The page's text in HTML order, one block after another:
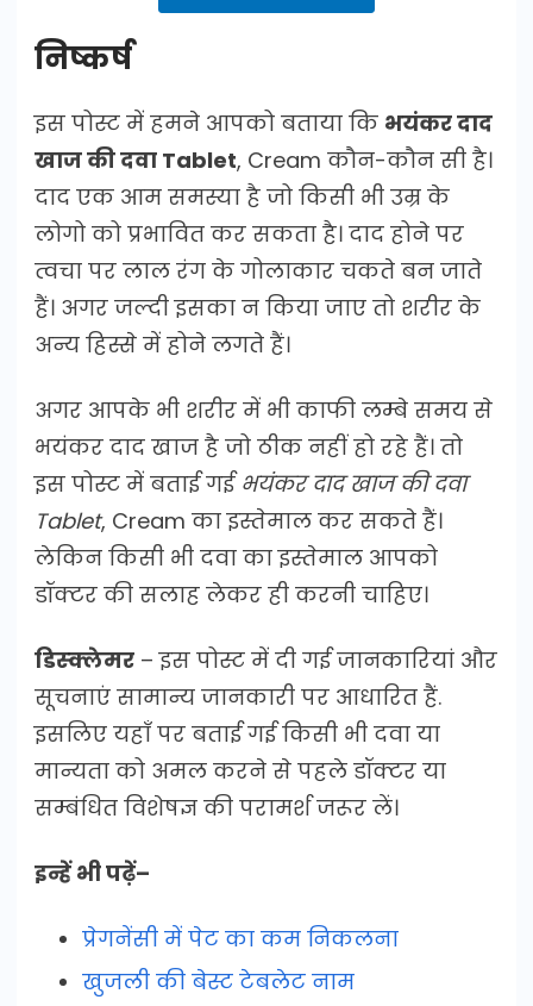
निष्कर्ष
इस पोस्ट में हमने आपको बताया कि भयंकर दाद
खाज की दवा Tablet, Cream कौन-कौन सी है।
दाद एक आम समस्या है जो किसी भी उम्र के
लोगो को प्रभावित कर सकता है। दाद होने पर
त्वचा पर लाल रंग के गोलाकार चकते बन जाते
हैं। अगर जल्दी इसका न किया जाए तो शरीर के
अन्य हिस्से में होने लगते हैं।
अगर आपके भी शरीर में भी काफी लम्बे समय से
भयंकर दाद खाज है जो ठीक नहीं हो रहे हैं। तो
इस पोस्ट में बताई गईभयंकर दाद खाज की दवा
Tablet, Cream का इस्तेमाल कर सकते हैं।
लेकिन किसी भी दवा का इस्तेमाल आपको
डॉक्टर की सलाह लेकर ही करनी चाहिए।
डिस्क्लेमर – इस पोस्ट में दी गई जानकारियां और
सूचनाएं सामान्य जानकारी पर आधारित हैं.
इसलिए यहाँ पर बताई गई किसी भी दवा या
मान्यता को अमल करने से पहले डॉक्टर या
सम्बंधित विशेषज्ञ की परामर्श जरूर लें।
इन्हें भी पढ़ें–
प्रेगनेंसी में पेट का कम निकलना
खुजली की बेस्ट टेबलेट नाम